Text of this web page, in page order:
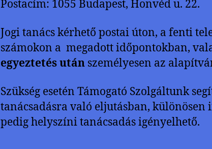
Postacím: 1055 Budapest, Honvéd u. 22.
Jogi tanács kérhető postai úton, a fenti
számokon a megadott időpontokban,
egyeztetés után személyesen az
Szükség esetén Támogató Szolgáltunk
tanácsadásra való eljutásban, különösen
pedig helyszíni tanácsadás igényelhető.